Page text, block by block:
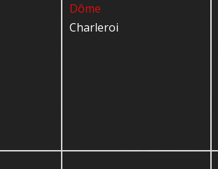
Dôme
Charleroi